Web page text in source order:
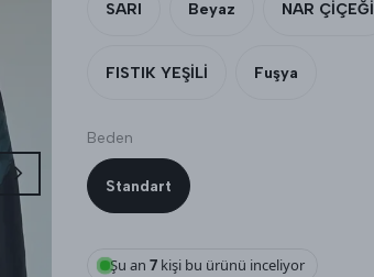
SARI Beyaz NAR ÇİÇEĞİ
FISTIK YEŞİLİ Fuşya
Beden
Standart
Şu an 7kişi bu ürünü inceliyor